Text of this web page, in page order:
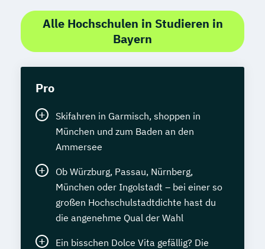
Water Technology (EN)
Wirtschaftsingenieurwesen (DE/EN)
World Music (EN)
Alle Hochschulen in Studieren in
Bayern
Pro
Skifahren in Garmisch, shoppen in
München und zum Baden an den
Ammersee
Ob Würzburg, Passau, Nürnberg,
München oder Ingolstadt – bei einer so
großen Hochschulstadtdichte hast du
die angenehme Qual der Wahl
Ein bisschen Dolce Vita gefällig? Die